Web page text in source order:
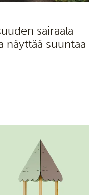
sairaala –
näyttää suuntaa